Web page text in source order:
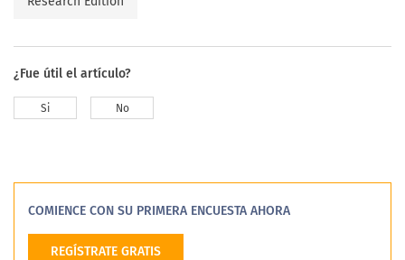
¿Fue útil el artículo?
Si No
COMIENCE CON SU PRIMERA ENCUESTA AHORA
REGÍSTRATE GRATIS